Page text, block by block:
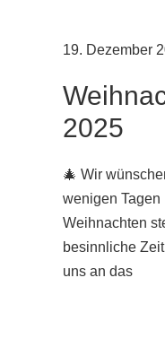
19. Dezember
2025
🎄 Wir
wenigen
Weihnachten
besinnliche
uns an das